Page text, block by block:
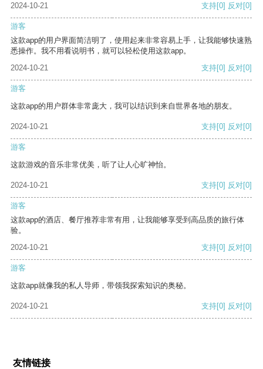
2024-10-21 支持[0] 反对[0]
游客
这款app的用户界面简洁明了，使用起来非常容易上手，让我能够快速熟
悉操作。我不用看说明书，就可以轻松使用这款app。
2024-10-21
支持[0] 反对[0]
游客
这款app的用户群体非常庞大，我可以结识到来自世界各地的朋友。
2024-10-21 支持[0] 反对[0]
游客
这款游戏的音乐非常优美，听了让人心旷神怡。
2024-10-21 支持[0] 反对[0]
游客
这款app的酒店、餐厅推荐非常有用，让我能够享受到高品质的旅行体
验。
2024-10-21
支持[0] 反对[0]
游客
这款app就像我的私人导师，带领我探索知识的奥秘。
2024-10-21 支持[0] 反对[0]
友情链接